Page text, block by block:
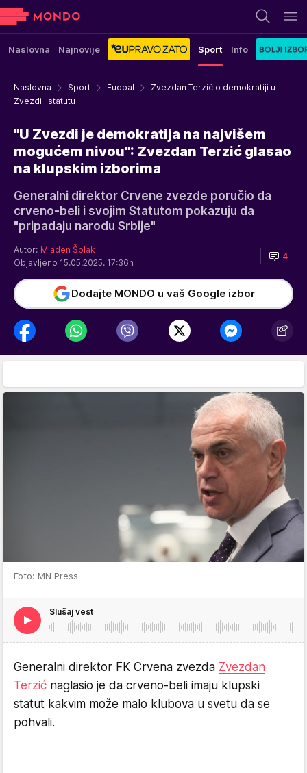
Naslovna Najnovije Sport Info
Naslovna Sport Fudbal
Zvezdan Terzić o demokratiji u
Zvezdi i statutu
"U Zvezdi je demokratija na najvišem
mogućem nivou": Zvezdan Terzić glasao
na klupskim izborima
Generalni direktor Crvene zvezde poručio da
crveno-beli i svojim Statutom pokazuju da
"pripadaju narodu Srbije"
Autor: Mladen Šolak
Objavljeno 15.05.2025. 17:36h
4
Dodajte MONDO u vaš Google izbor
Foto: MN Press
Slušaj vest
Generalni direktor FK Crvena zvezda Zvezdan
Terzić naglasio je da crveno-beli imaju klupski
statut kakvim može malo klubova u svetu da se
pohvali.